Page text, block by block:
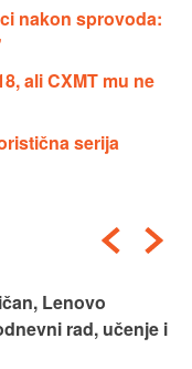
nakon sprovoda:
ali CXMT mu ne
serija
Lenovo
rad, učenje i